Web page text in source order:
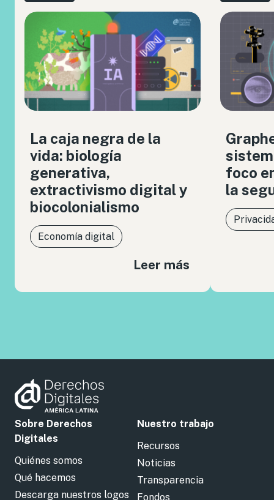
La caja negra de la
vida: biología
generativa,
extractivismo digital y
biocolonialismo
Economía digital
Leer más
foco
la
Sobre Derechos
Digitales
Quiénes somos
Qué hacemos
Descarga nuestros logos
Nuestro trabajo
Recursos
Noticias
Transparencia
Fondos